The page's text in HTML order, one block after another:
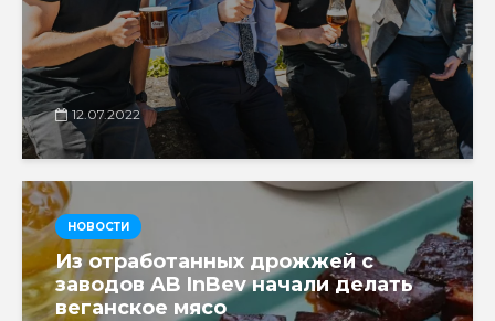
12.07.2022
НОВОСТИ
Из отработанных дрожжей с
заводов AB InBev начали делать
веганское мясо